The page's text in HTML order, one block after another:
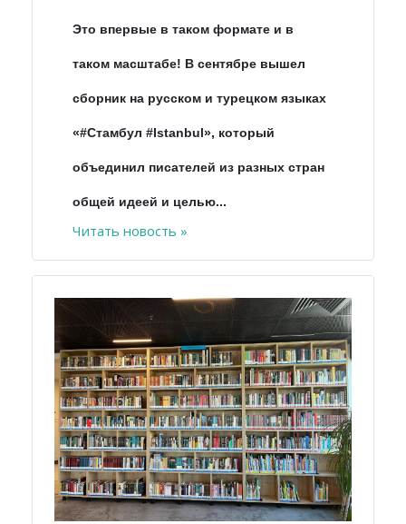
Это впервые в таком формате и в
таком масштабе! В сентябре вышел
сборник на русском и турецком языках
«#Стамбул #Istanbul», который
объединил писателей из разных стран
общей идеей и целью...
Читать новость »